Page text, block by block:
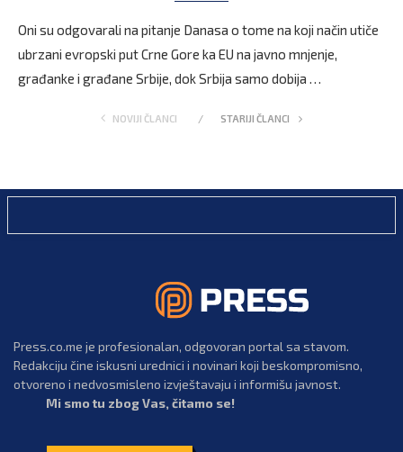
Oni su odgovarali na pitanje Danasa o tome na koji način utiče
ubrzani evropski put Crne Gore ka EU na javno mnjenje,
građanke i građane Srbije, dok Srbija samo dobija …
NOVIJI ČLANCI STARIJI ČLANCI
Press.co.me je profesionalan, odgovoran portal sa stavom.
Redakciju čine iskusni urednici i novinari koji beskompromisno,
otvoreno i nedvosmisleno izvještavaju i informišu javnost.
Mi smo tu zbog Vas, čitamo se!